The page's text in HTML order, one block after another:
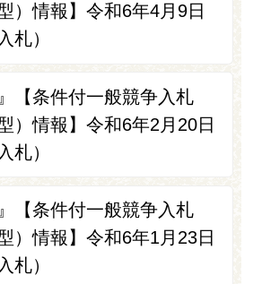
）情報】令和6年4月9日
札）
【条件付一般競争入札
）情報】令和6年2月20日
札）
【条件付一般競争入札
）情報】令和6年1月23日
札）